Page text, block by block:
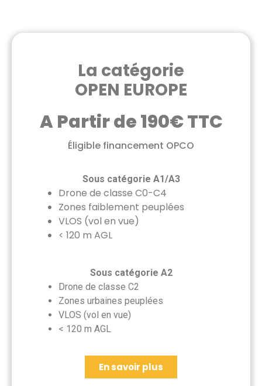
La catégorie
OPEN EUROPE
A Partir de 190€ TTC
Éligible financement OPCO
Sous catégorie A1/A3
Drone de classe C0-C4
Zones faiblement peuplées
VLOS (vol en vue)
< 120 m AGL
Sous catégorie A2
Drone de classe C2
Zones urbaines peuplées
VLOS (vol en vue)
< 120 m AGL
En savoir plus